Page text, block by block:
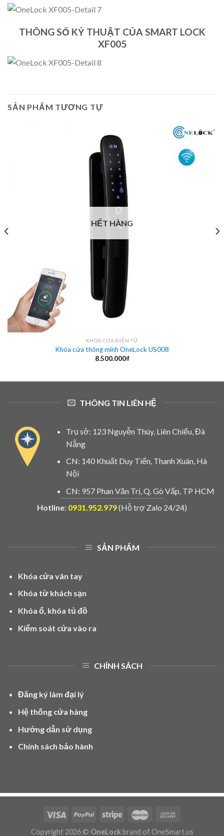
THÔNG SỐ KỶ THUẬT CỦA SMART LOCK
XF005
SẢN PHẨM TƯƠNG TỰ
HẾT HÀNG
KHÓA CỬA ĐIỆN TỬ
Khóa cửa thông minh OneLock US008
8.500.000₫
THÔNG TIN LIÊN HỆ
Trụ sở: 123 Nguyễn Thúy, Liên Chiểu, Đà
Nẵng
CN: 140 Khuất Duy Tiến, Thanh Xuân, Hà
Nội
CN: 957 Phan Văn Trị, Q. Gò Vấp, TP HCM
Hotline: 0931.952.979(Hỗ trợ Zalo 24/24)
SẢN PHẨM
Khóa cửa vân tay
Khóa từ khách sạn
Khóa ổ, khóa tủ đồ
Kiểm soát cửa vào ra
CHÍNH SÁCH
Đăng ký làm đại lý
Hệ thống cửa hàng
Hướng dẫn sử dụng
Chính sách bảo hành
Copyright 2026 © OneLockbrand of OneSmart.us